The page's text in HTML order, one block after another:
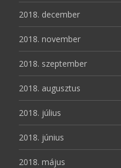
2018. december
2018. november
2018. szeptember
2018. augusztus
2018. július
2018. június
2018. május